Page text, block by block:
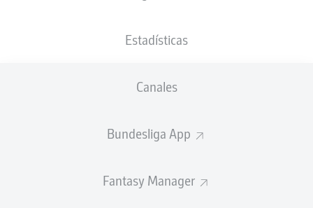
Estadísticas
Canales
Bundesliga App
Fantasy Manager
1.38